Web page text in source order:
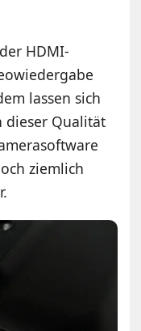
HDMI-
lassen sich
dieser Qualität
ziemlich